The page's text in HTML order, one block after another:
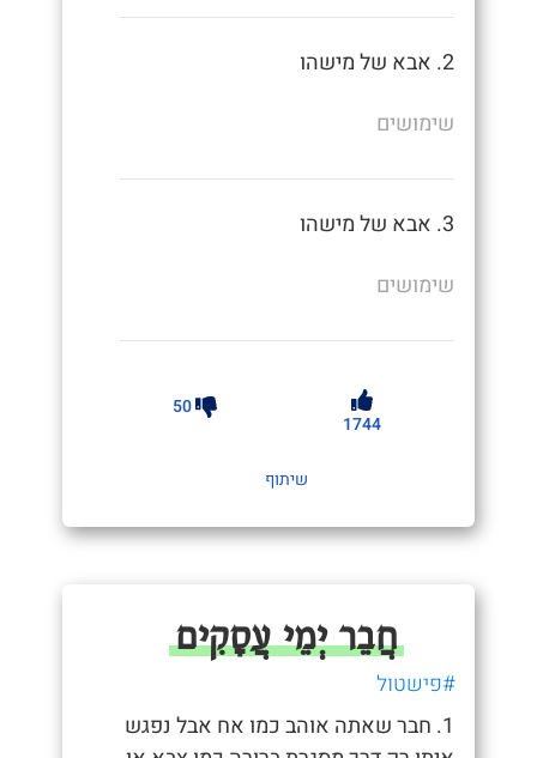
2. אבא של מישהו
שימושים
3. אבא של מישהו
שימושים
1744
50
שיתוף
חֲבֵר יְמֵי עֲסָקִים
#פישטול
1. חבר שאתה אוהב כמו אח אבל נפגש